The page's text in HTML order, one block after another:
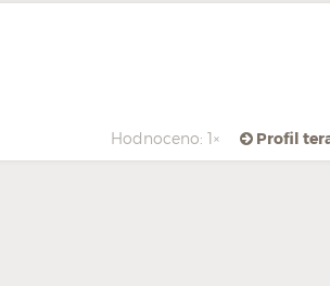
Hodnoceno: 1×
Profil